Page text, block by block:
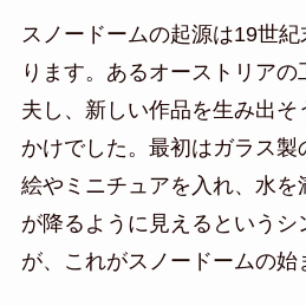
スノードームの起源は19世
ります。あるオーストリア
夫し、新しい作品を生み出そ
かけでした。最初はガラス製
絵やミニチュアを入れ、水を
が降るように見えるというシ
が、これがスノードームの始